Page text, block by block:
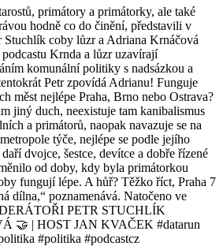
primátory a primátorky, ale také
hodně co do činění, představili v
Stuchlík coby lůzr a Adriana Krnáčová
Krnda a lůzr uzavírají
komunální politiky s nadsázkou a
Petr zpovídá Adrianu! Funguje
měst nejlépe Praha, Brno nebo Ostrava?
jiný duch, neexistuje tam kanibalismus
a primátorů, naopak navazuje se na
týče, nejlépe se podle jejího
dvojce, šestce, devítce a dobře řízené
od doby, kdy byla primátorkou
fungují lépe. A hůř? Těžko říct, Praha 7
dílna,“ poznamenává. Natočeno ve
⁠⁠PETR STUCHLÍK⁠⁠
🤝 | HOST JAN KVAČEK #datarun
#politika #podcastcz